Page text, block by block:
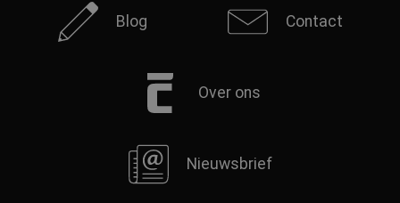
Blog Contact
Over ons
Nieuwsbrief